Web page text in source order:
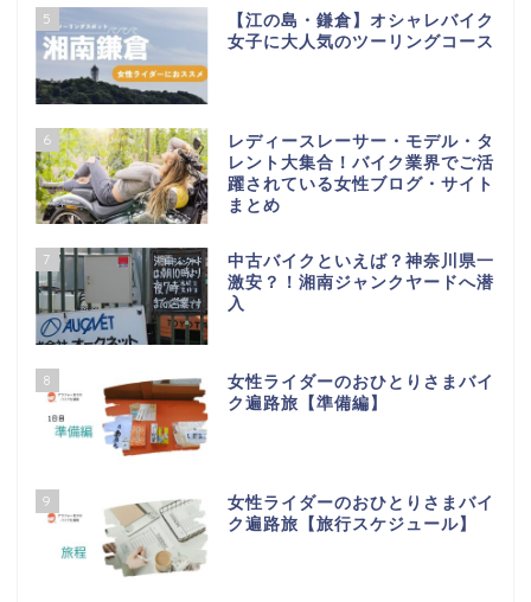
5
【江の島・鎌倉】オシャレバイク
女子に大人気のツーリングコース
6
レディースレーサー・モデル・タ
レント大集合！バイク業界でご活
躍されている女性ブログ・サイト
まとめ
7
中古バイクといえば？神奈川県一
激安？！湘南ジャンクヤードへ潜
入
8
女性ライダーのおひとりさまバイ
ク遍路旅【準備編】
9
女性ライダーのおひとりさまバイ
ク遍路旅【旅行スケジュール】